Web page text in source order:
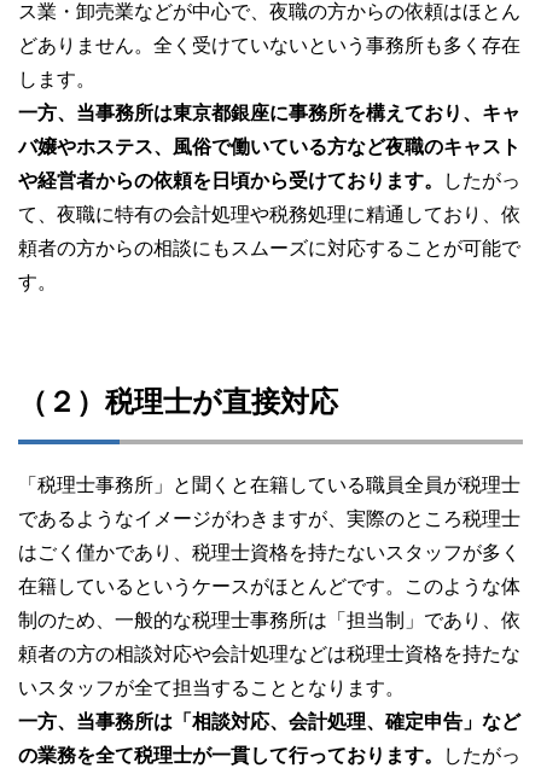
ス業・卸売業などが中心で、夜職の方からの依頼はほとん
どありません。全く受けていないという事務所も多く存在
します。
一方、当事務所は東京都銀座に事務所を構えており、キャ
バ嬢やホステス、風俗で働いている方など夜職のキャスト
や経営者からの依頼を日頃から受けております。
したがっ
て、夜職に特有の会計処理や税務処理に精通しており、依
頼者の方からの相談にもスムーズに対応することが可能で
す。
（２）税理士が直接対応
「税理士事務所」と聞くと在籍している職員全員が税理士
であるようなイメージがわきますが、実際のところ税理士
はごく僅かであり、税理士資格を持たないスタッフが多く
在籍しているというケースがほとんどです。このような体
制のため、一般的な税理士事務所は「担当制」であり、依
頼者の方の相談対応や会計処理などは税理士資格を持たな
いスタッフが全て担当することとなります。
一方、当事務所は「相談対応、会計処理、確定申告」など
の業務を全て税理士が一貫して行っております。
したがっ